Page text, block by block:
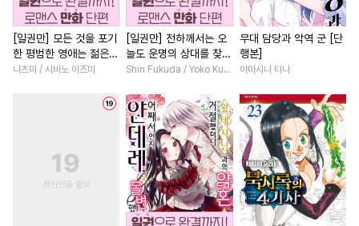
#소설원작 #동정공
#옴니버스 #단정수
#다각관계 #또라이공
선후배
달달물
현대물 #혐관
후회수 #
무심수 #촉수
#
판타지/SF #짝사랑
애증관계 # 철벽남
#
짝사랑
#재벌남 #직진남
#연애/결혼 # 우정
#개그/코믹 #조신남
#동양풍 #직진녀 #육아
#다정남 #능글남 #집착
[일권만] 모든 것을 포기
한 평범한 영애는 젊은
빙제의 총애를 받는다
나츠미 / 시바노 이즈미
[일권만] 전하께서는 오
늘도 운명의 상대를 찾으
신 모양이네요 (웃음) [단
Shin Fukuda / Yoko Kurosu
무대 담당과 악역 군 [단
행본]
야마시나 티나